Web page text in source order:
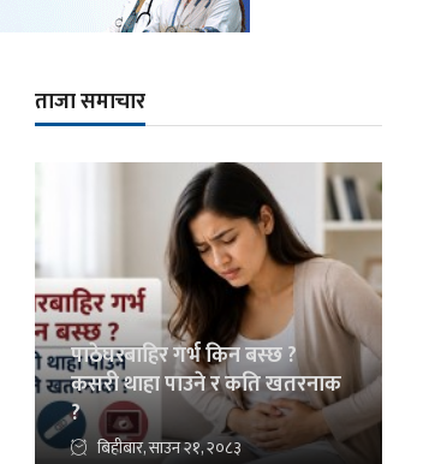
ताजा समाचार
पाठेघरबाहिर गर्भ किन बस्छ ?
कसरी थाहा पाउने र कति खतरनाक
?
बिहीबार, साउन २१, २०८३